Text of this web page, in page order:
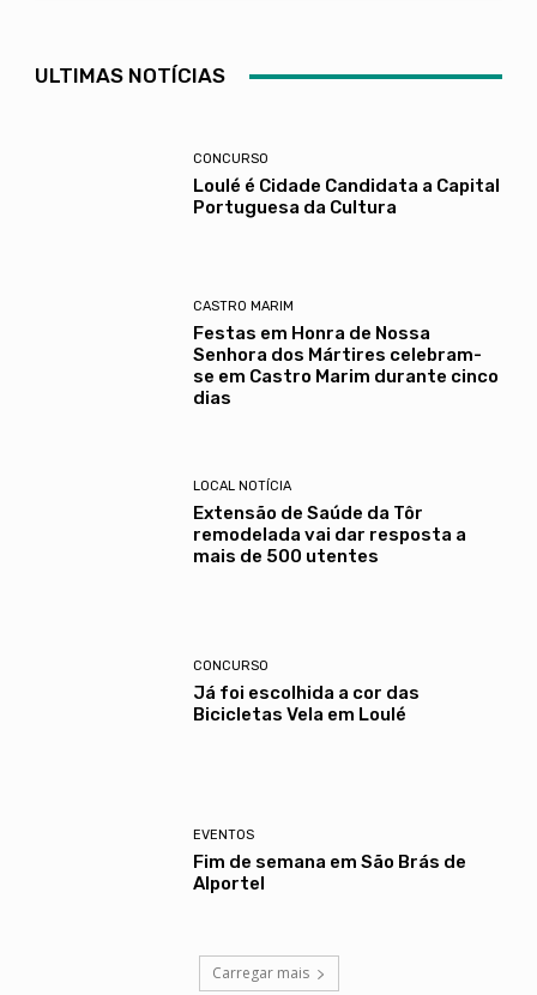
ULTIMAS NOTÍCIAS
CONCURSO
Loulé é Cidade Candidata a Capital
Portuguesa da Cultura
CASTRO MARIM
Festas em Honra de Nossa
Senhora dos Mártires celebram-
se em Castro Marim durante cinco
dias
LOCAL NOTÍCIA
Extensão de Saúde da Tôr
remodelada vai dar resposta a
mais de 500 utentes
CONCURSO
Já foi escolhida a cor das
Bicicletas Vela em Loulé
EVENTOS
Fim de semana em São Brás de
Alportel
Carregar mais